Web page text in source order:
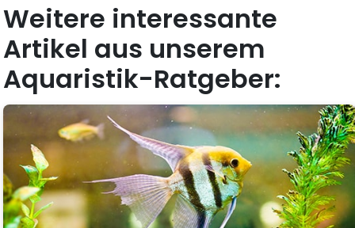
Weitere interessante
Artikel aus unserem
Aquaristik-Ratgeber: